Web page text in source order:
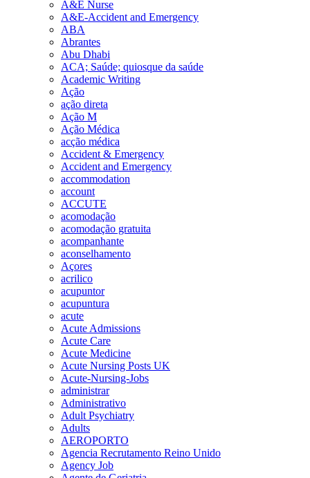
A&E Nurse
A&E-Accident and Emergency
ABA
Abrantes
Abu Dhabi
ACA; Saúde; quiosque da saúde
Academic Writing
Ação
ação direta
Ação M
Ação Médica
acção médica
Accident & Emergency
Accident and Emergency
accommodation
account
ACCUTE
acomodação
acomodação gratuita
acompanhante
aconselhamento
Açores
acrilico
acupuntor
acupuntura
acute
Acute Admissions
Acute Care
Acute Medicine
Acute Nursing Posts UK
Acute-Nursing-Jobs
administrar
Administrativo
Adult Psychiatry
Adults
AEROPORTO
Agencia Recrutamento Reino Unido
Agency Job